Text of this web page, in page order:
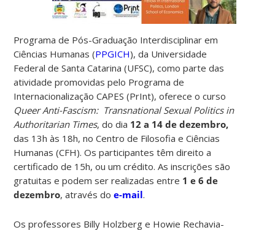
Programa de Pós-Graduação Interdisciplinar em
Ciências Humanas (PPGICH), da Universidade
Federal de Santa Catarina (UFSC), como parte das
atividade promovidas pelo Programa de
Internacionalização CAPES (PrInt), oferece o curso
Queer Anti-Fascism: Transnational Sexual Politics in
Authoritarian Times, do dia 12 a 14 de dezembro,
das 13h às 18h, no Centro de Filosofia e Ciências
Humanas (CFH). Os participantes têm direito a
certificado de 15h, ou um crédito. As inscrições são
gratuitas e podem ser realizadas entre 1 e 6 de
dezembro, através doe-mail.
Os professores Billy Holzberg e Howie Rechavia-